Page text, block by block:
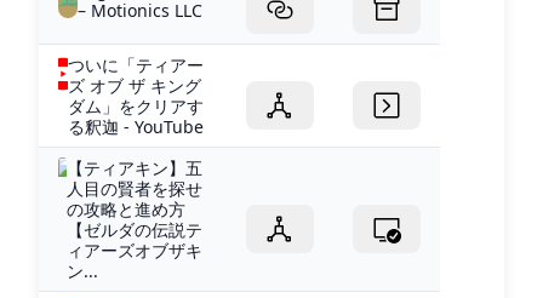
– Motionics LLC
ついに「ティアー
ズ オブ ザ キング
ダム」をクリアす
る釈迦 - YouTube
【ティアキン】五
人目の賢者を探せ
の攻略と進め方
【ゼルダの伝説テ
ィアーズオブザキ
ン...